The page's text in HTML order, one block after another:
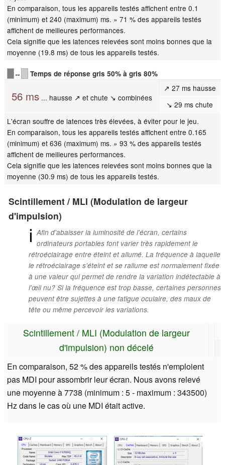
En comparaison, tous les appareils testés affichent entre 0.1
(minimum) et 240 (maximum) ms. » 71 % des appareils testés
affichent de meilleures performances.
Cela signifie que les latences relevées sont moins bonnes que la
moyenne (19.8 ms) de tous les appareils testés.
↔ Temps de réponse gris 50% à gris 80%
56 ms... hausse ↗ et chute ↘ combinées
↗ 27 ms hausse
↘ 29 ms chute
L'écran souffre de latences très élevées, à éviter pour le jeu.
En comparaison, tous les appareils testés affichent entre 0.165
(minimum) et 636 (maximum) ms. » 93 % des appareils testés
affichent de meilleures performances.
Cela signifie que les latences relevées sont moins bonnes que la
moyenne (30.9 ms) de tous les appareils testés.
Scintillement / MLI (Modulation de largeur
d'impulsion)
ℹ Afin d'abaisser la luminosité de l'écran, certains
ordinateurs portables font varier très rapidement le
rétroéclairage entre éteint et allumé. La fréquence à laquelle
le rétroéclairage s'éteint et se rallume est normalement fixée
à une valeur qui permet de rendre la variation indétectable à
l'œil nu? Si la fréquence est trop basse, certaines personnes
peuvent être sujettes à une fatigue oculaire, des maux de
tête ou même percevoir les variations.
Scintillement / MLI (Modulation de largeur
d'impulsion) non décelé
En comparaison, 52 % des appareils testés n'emploient
pas MDI pour assombrir leur écran. Nous avons relevé
une moyenne à 7738 (minimum : 5 - maximum : 343500)
Hz dans le cas où une MDI était active.